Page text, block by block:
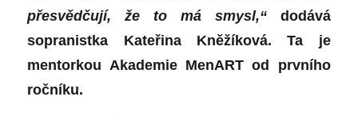
přesvědčují, že to má smysl,“dodává
sopranistka Kateřina Kněžíková. Ta je
mentorkou Akademie MenART od prvního
ročníku.